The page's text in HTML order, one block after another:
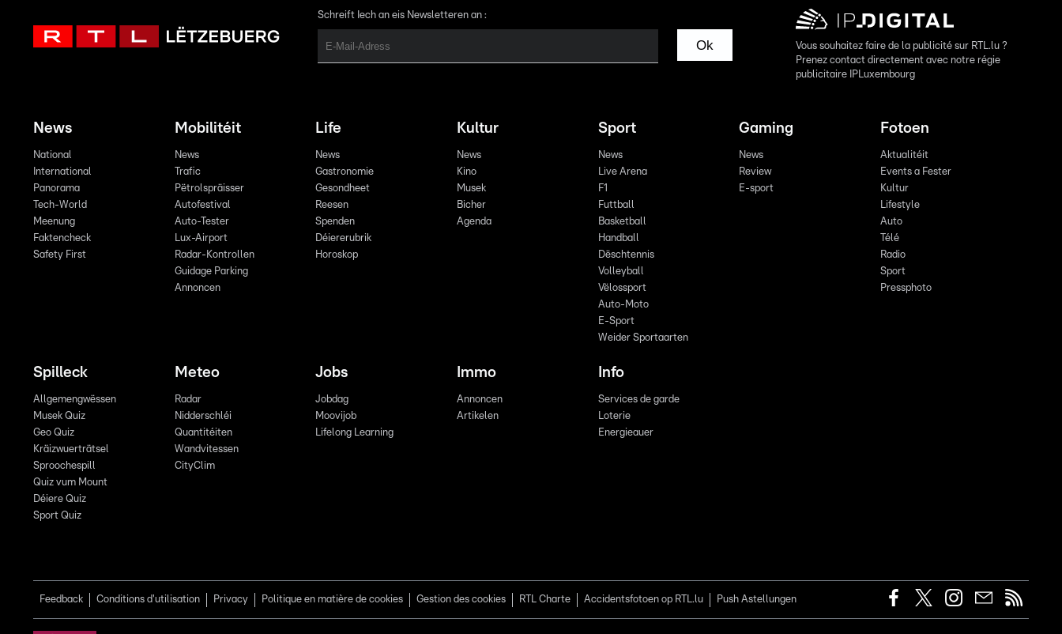
Schreift Iech an eis Newsletteren an :
Ok
Vous souhaitez faire de la publicité sur RTL.lu ?
Prenez contact directement avec notre régie
publicitaire IPLuxembourg
News
National
International
Panorama
Tech-World
Meenung
Faktencheck
Safety First
Mobilitéit
News
Trafic
Pëtrolspräisser
Autofestival
Auto-Tester
Lux-Airport
Radar-Kontrollen
Guidage Parking
Annoncen
Life
News
Gastronomie
Gesondheet
Reesen
Spenden
Déiererubrik
Horoskop
Kultur
News
Kino
Musek
Bicher
Agenda
Sport
News
Live Arena
F1
Futtball
Basketball
Handball
Dëschtennis
Volleyball
Vëlossport
Auto-Moto
E-Sport
Weider Sportaarten
Gaming
News
Review
E-sport
Fotoen
Aktualitéit
Events a Fester
Kultur
Lifestyle
Auto
Télé
Radio
Sport
Pressphoto
Spilleck
Allgemengwëssen
Musek Quiz
Geo Quiz
Kräizwuerträtsel
Sproochespill
Quiz vum Mount
Déiere Quiz
Sport Quiz
Meteo
Radar
Nidderschléi
Quantitéiten
Wandvitessen
CityClim
Jobs
Jobdag
Moovijob
Lifelong Learning
Immo
Annoncen
Artikelen
Info
Services de garde
Loterie
Energieauer
Feedback Conditions d'utilisation Privacy Politique en matière de cookies Gestion des cookies RTL Charte Accidentsfotoen op RTL.lu Push Astellungen